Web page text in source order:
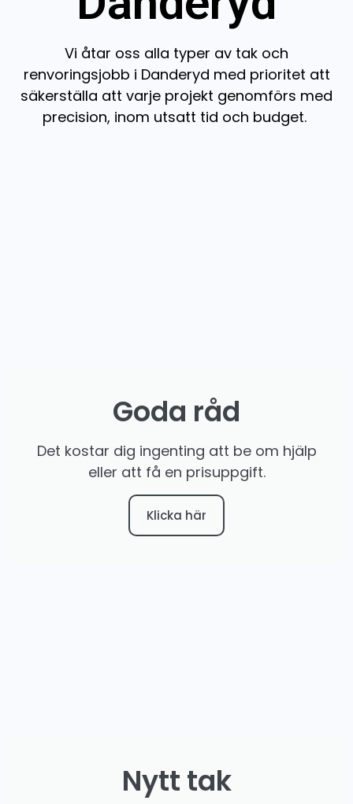
Vi åtar oss alla typer av tak och
renvoringsjobb i Danderyd med prioritet att
säkerställa att varje projekt genomförs med
precision, inom utsatt tid och budget.
Goda råd
Det kostar dig ingenting att be om hjälp
eller att få en prisuppgift.
Klicka här
Nytt tak